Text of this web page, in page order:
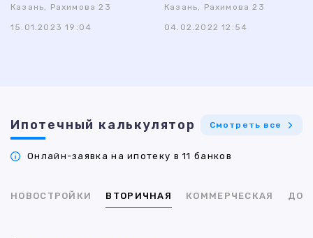
Казань, Рахимова 23
15.01.2023 19:04
Казань, Рахимова 23
04.02.2022 12:54
Ипотечный калькулятор Смотреть все
Онлайн-заявка на ипотеку в 11 банков
НОВОСТРОЙКИ ВТОРИЧНАЯ КОММЕРЧЕСКАЯ ДОМ